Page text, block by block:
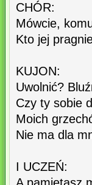
CHÓR:
Mówcie,
Kto jej
KUJON:
Uwolnić?
Czy ty sobie
Moich
Nie ma dla
I UCZEŃ: